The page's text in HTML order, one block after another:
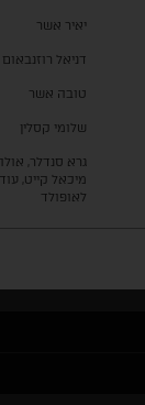
יאיר אשר
דניאל רוזנבאום
טובה אשר
שלומי קסלין
גרא סנדלר,
מיכאל קייט,
לאופולד